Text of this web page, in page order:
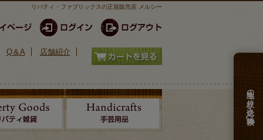
リバティ・ファブリックスの正規販売店 メルシー
Q＆A 店舗紹介
生地の絞り込み検索